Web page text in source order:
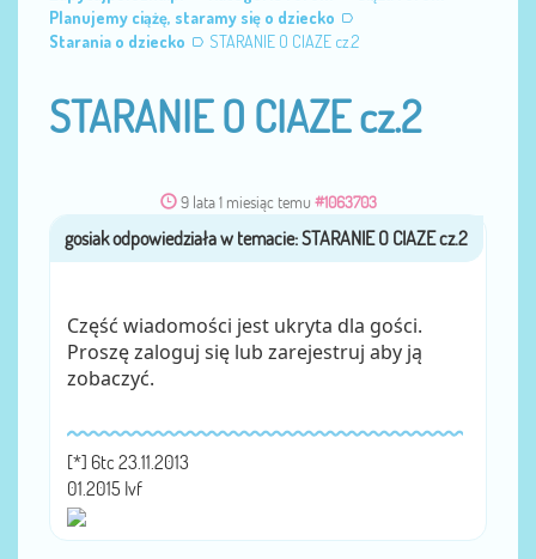
Planujemy ciążę, staramy się o dziecko
Starania o dziecko
STARANIE O CIAZE cz.2
STARANIE O CIAZE cz.2
9 lata 1 miesiąc temu #1063703
przezgosiak
Część wiadomości jest ukryta dla gości.
Proszę zaloguj się lub zarejestruj aby ją
zobaczyć.
[*] 6tc 23.11.2013
01.2015 Ivf